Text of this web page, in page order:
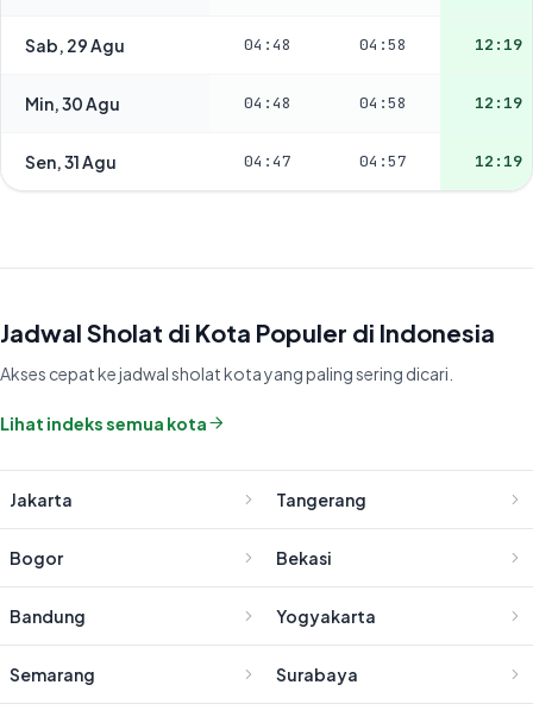
Sab, 29 Agu 04:48 04:58 12:19
Min, 30 Agu 04:48 04:58 12:19
Sen, 31 Agu 04:47 04:57 12:19
Jadwal Sholat di Kota Populer di Indonesia
Akses cepat ke jadwal sholat kota yang paling sering dicari.
Lihat indeks semua kota
Jakarta Tangerang
Bogor Bekasi
Bandung Yogyakarta
Semarang Surabaya